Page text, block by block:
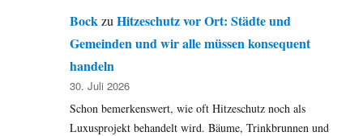
BockzuHitzeschutz vor Ort: Städte und
Gemeinden und wir alle müssen konsequent
handeln
30. Juli 2026
Schon bemerkenswert, wie oft Hitzeschutz noch als
Luxusprojekt behandelt wird. Bäume, Trinkbrunnen und